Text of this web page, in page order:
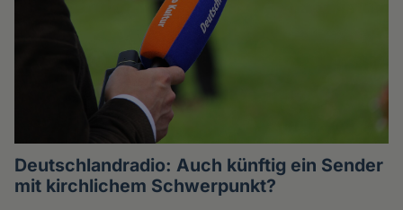
Deutschlandradio: Auch künftig ein Sender
mit kirchlichem Schwerpunkt?